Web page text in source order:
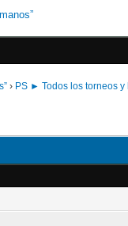
› PS ► Todos los torneos